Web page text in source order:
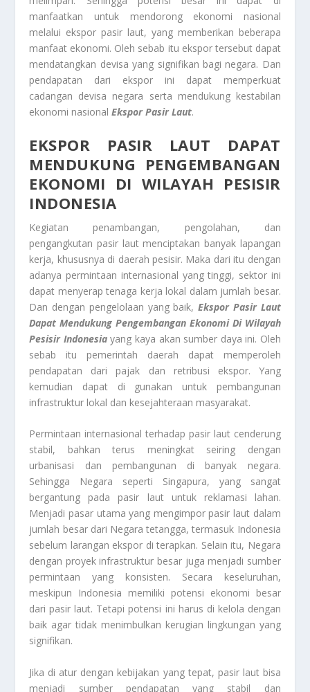
manfaatkan untuk mendorong ekonomi nasional
melalui ekspor pasir laut, yang memberikan beberapa
manfaat ekonomi. Oleh sebab itu ekspor tersebut dapat
mendatangkan devisa yang signifikan bagi negara. Dan
pendapatan dari ekspor ini dapat memperkuat
cadangan devisa negara serta mendukung kestabilan
ekonomi nasional Ekspor Pasir Laut.
EKSPOR PASIR LAUT DAPAT
MENDUKUNG PENGEMBANGAN
EKONOMI DI WILAYAH PESISIR
INDONESIA
Kegiatan penambangan, pengolahan, dan
pengangkutan pasir laut menciptakan banyak lapangan
kerja, khususnya di daerah pesisir. Maka dari itu dengan
adanya permintaan internasional yang tinggi, sektor ini
dapat menyerap tenaga kerja lokal dalam jumlah besar.
Dan dengan pengelolaan yang baik,Ekspor Pasir Laut
Dapat Mendukung Pengembangan Ekonomi Di Wilayah
Pesisir Indonesiayang kaya akan sumber daya ini. Oleh
sebab itu pemerintah daerah dapat memperoleh
pendapatan dari pajak dan retribusi ekspor. Yang
kemudian dapat di gunakan untuk pembangunan
infrastruktur lokal dan kesejahteraan masyarakat.
Permintaan internasional terhadap pasir laut cenderung
stabil, bahkan terus meningkat seiring dengan
urbanisasi dan pembangunan di banyak negara.
Sehingga Negara seperti Singapura, yang sangat
bergantung pada pasir laut untuk reklamasi lahan.
Menjadi pasar utama yang mengimpor pasir laut dalam
jumlah besar dari Negara tetangga, termasuk Indonesia
sebelum larangan ekspor di terapkan. Selain itu, Negara
dengan proyek infrastruktur besar juga menjadi sumber
permintaan yang konsisten. Secara keseluruhan,
meskipun Indonesia memiliki potensi ekonomi besar
dari pasir laut. Tetapi potensi ini harus di kelola dengan
baik agar tidak menimbulkan kerugian lingkungan yang
signifikan.
Jika di atur dengan kebijakan yang tepat, pasir laut bisa
menjadi sumber pendapatan yang stabil dan